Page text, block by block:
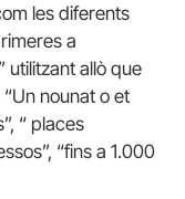
les diferents
a
utilitzant allò que
nounat o et
“ places
“fins a 1.000